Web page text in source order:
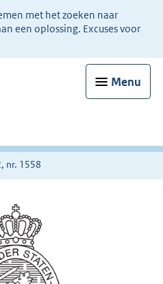
met het zoeken naar
een oplossing. Excuses voor
Menu
nr. 1558